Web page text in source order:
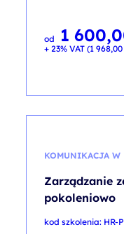
od 1
+ 23% VAT (1 968,00
KOMUNIKACJA W
Zarządzanie
pokoleniowo
kod szkolenia: